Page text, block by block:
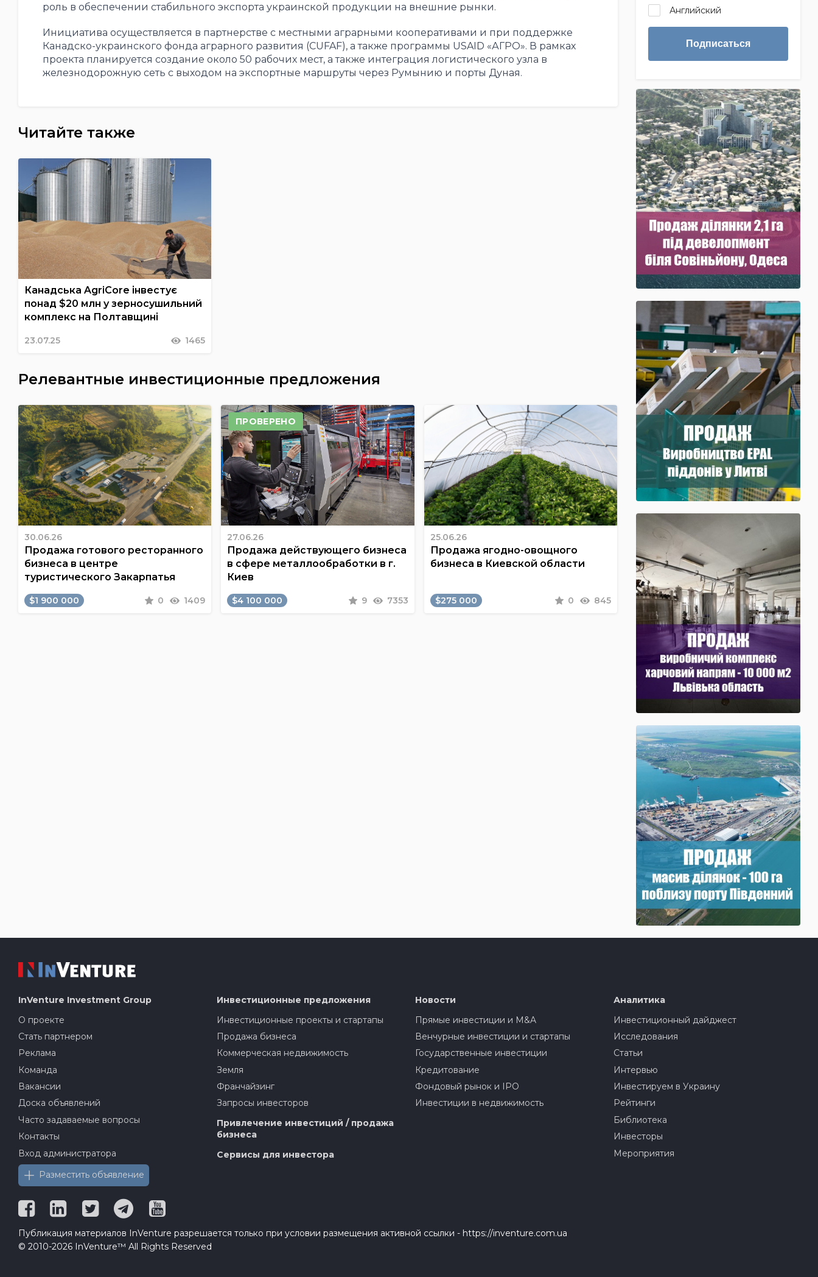
роль в обеспечении стабильного экспорта украинской продукции на внешние рынки.
Инициатива осуществляется в партнерстве с местными аграрными кооперативами и при поддержке
Канадско-украинского фонда аграрного развития (CUFAF), а также программы USAID «АГРО». В рамках
проекта планируется создание около 50 рабочих мест, а также интеграция логистического узла в
железнодорожную сеть с выходом на экспортные маршруты через Румынию и порты Дуная.
Читайте также
Канадська AgriCore інвестує
понад $20 млн у зерносушильний
комплекс на Полтавщині
23.07.25 1465
Релевантные инвестиционные предложения
30.06.26
Продажа готового ресторанного
бизнеса в центре
туристического Закарпатья
$1 900 000 0 1409
ПРОВЕРЕНО
27.06.26
Продажа действующего бизнеса
в сфере металлообработки в г.
Киев
$4 100 000 9 7353
25.06.26
Продажа ягодно-овощного
бизнеса в Киевской области
$275 000 0 845
Английский
Подписаться
InVenture Investment Group
О проекте
Стать партнером
Реклама
Команда
Вакансии
Доска объявлений
Часто задаваемые вопросы
Контакты
Вход администратора
Разместить объявление
Инвестиционные предложения
Инвестиционные проекты и стартапы
Продажа бизнеса
Коммерческая недвижимость
Земля
Франчайзинг
Запросы инвесторов
Привлечение инвестиций / продажа
бизнеса
Сервисы для инвестора
Новости
Прямые инвестиции и M&A
Венчурные инвестиции и стартапы
Государственные инвестиции
Кредитование
Фондовый рынок и IPO
Инвестиции в недвижимость
Аналитика
Инвестиционный дайджест
Исследования
Статьи
Интервью
Инвестируем в Украину
Рейтинги
Библиотека
Инвесторы
Мероприятия
Публикация материалов InVenture разрешается только при условии размещения активной ссылки - https://inventure.com.ua
© 2010-2026 InVenture™ All Rights Reserved